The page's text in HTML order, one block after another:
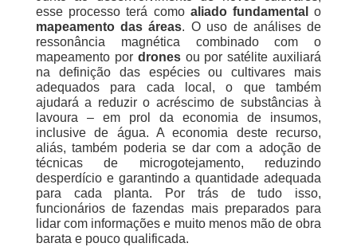
esse processo terá como aliado fundamental
o
mapeamento das áreas. O uso de análises de
ressonância magnética combinado com o
mapeamento por dronesou por satélite auxiliará
na definição das espécies ou cultivares mais
adequados para cada local, o que também
ajudará a reduzir o acréscimo de substâncias à
lavoura – em prol da economia de insumos,
inclusive de água. A economia deste recurso,
aliás, também poderia se dar com a adoção de
técnicas de microgotejamento, reduzindo
desperdício e garantindo a quantidade adequada
para cada planta. Por trás de tudo isso,
funcionários de fazendas mais preparados para
lidar com informações e muito menos mão de obra
barata e pouco qualificada.